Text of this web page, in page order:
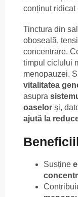
conținut ridicat
Tinctura din
oboseală,
concentrare.
timpul ciclului
menopauzei.
vitalitatea
asupra
oaselor și,
ajută la
Susține